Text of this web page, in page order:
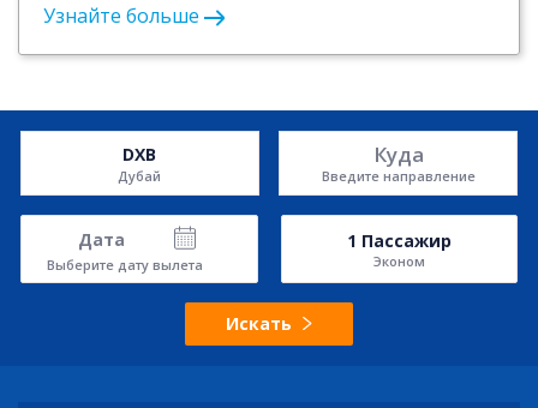
Узнайте больше
DXB
Дубай
Куда
Введите направление
Дата
Выберите дату вылета
1 Пассажир
Эконом
Искать